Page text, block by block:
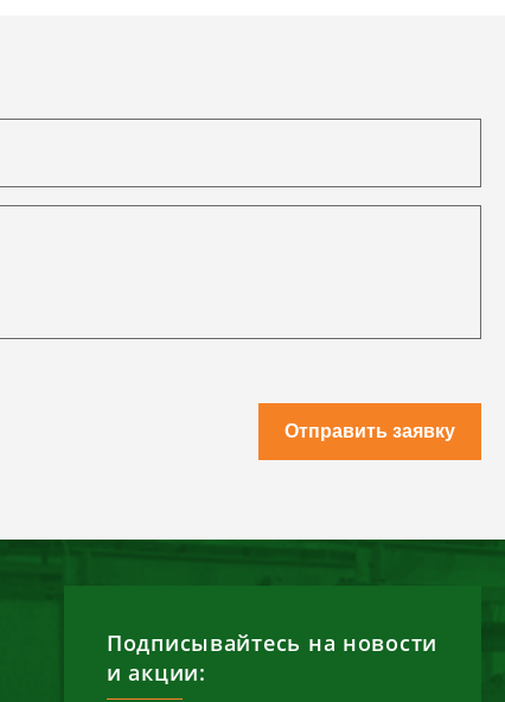
Отправить заявку
Подписывайтесь на новости
и акции: